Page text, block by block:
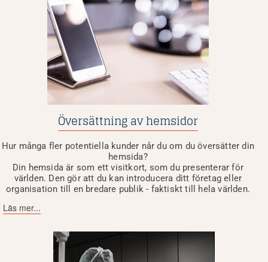
Översättning av hemsidor
Hur många fler potentiella kunder når du om du översätter din
hemsida?
Din hemsida är som ett visitkort, som du presenterar för
världen. Den gör att du kan introducera ditt företag eller
organisation till en bredare publik - faktiskt till hela världen.
Läs mer...